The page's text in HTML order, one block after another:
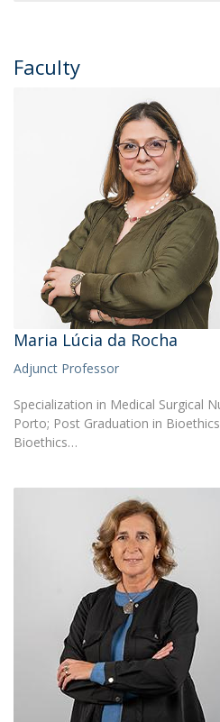
Faculty
Maria Lúcia da Rocha
Adjunct Professor
Specialization in Medical Surgical
Porto; Post Graduation in
Bioethics…